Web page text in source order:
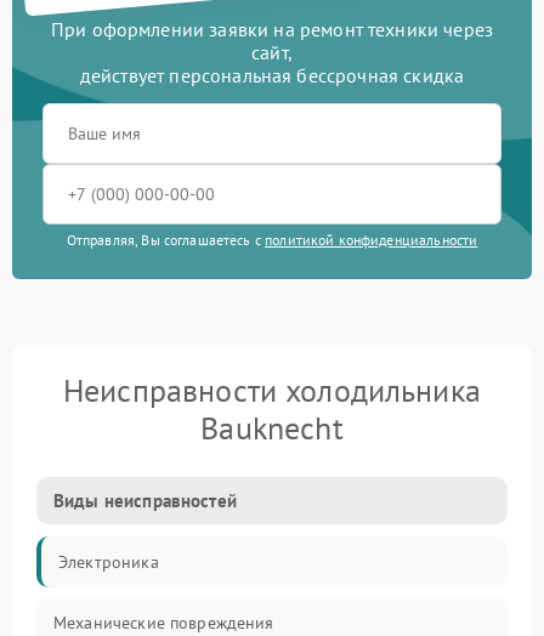
При оформлении заявки на ремонт техники через
сайт,
действует персональная бессрочная скидка
Отправляя, Вы соглашаетесь с политикой конфиденциальности
Неисправности холодильника
Bauknecht
Виды неисправностей
Электроника
Механические повреждения